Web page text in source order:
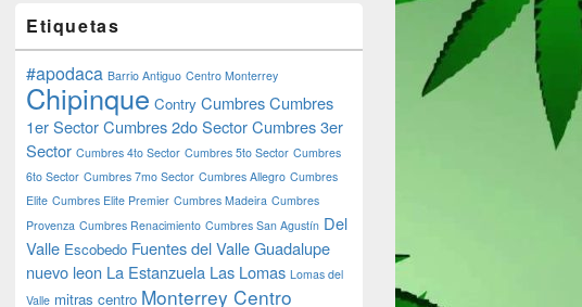
24 horas www.monterreymagico.com
Etiquetas
#apodaca Barrio Antiguo Centro Monterrey
Chipinque Contry CumbresCumbres
1er SectorCumbres 2do SectorCumbres 3er
Sector Cumbres 4to Sector Cumbres 5to Sector Cumbres
6to Sector Cumbres 7mo Sector Cumbres Allegro Cumbres
Elite Cumbres Elite Premier Cumbres Madeira Cumbres
Provenza Cumbres Renacimiento Cumbres San Agustín Del
Valle Escobedo Fuentes del ValleGuadalupe
nuevo leon La Estanzuela Las Lomas Lomas del
Valle mitras centro Monterrey Centro